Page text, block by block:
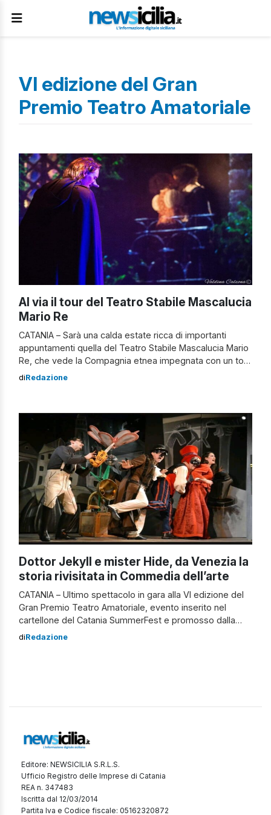
VI edizione del Gran
Premio Teatro Amatoriale
Al via il tour del Teatro Stabile Mascalucia
Mario Re
CATANIA – Sarà una calda estate ricca di importanti
appuntamenti quella del Teatro Stabile Mascalucia Mario
Re, che vede la Compagnia etnea impegnata con un tour
e workshop fino a settembre inoltrato. “A maggio –
Italiana Teatro Amatori e Fita Sicilia della […]
diRedazione
Dottor Jekyll e mister Hide, da Venezia la
storia rivisitata in Commedia dell’arte
CATANIA – Ultimo spettacolo in gara alla VI edizione del
Gran Premio Teatro Amatoriale, evento inserito nel
cartellone del Catania SummerFest e promosso dalla
Fita, Federazione Italiana Teatro Amatori, presieduta da
diRedazione
Editore: NEWSICILIA S.R.L.S.
Ufficio Registro delle Imprese di Catania
REA n. 347483
Iscritta dal 12/03/2014
Partita Iva e Codice fiscale: 05162320872